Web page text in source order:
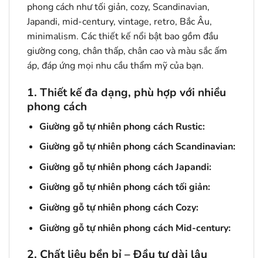
phong cách như tối giản, cozy, Scandinavian,
Japandi, mid-century, vintage, retro, Bắc Âu,
minimalism. Các thiết kế nổi bật bao gồm đầu
giường cong, chân thấp, chân cao và màu sắc ấm
áp, đáp ứng mọi nhu cầu thẩm mỹ của bạn.
1. Thiết kế đa dạng, phù hợp với nhiều
phong cách
Giường gỗ tự nhiên phong cách Rustic:
Giường gỗ tự nhiên phong cách Scandinavian:
Giường gỗ tự nhiên phong cách Japandi:
Giường gỗ tự nhiên phong cách tối giản:
Giường gỗ tự nhiên phong cách Cozy:
Giường gỗ tự nhiên phong cách Mid-century:
2. Chất liệu bền bỉ – Đầu tư dài lâu